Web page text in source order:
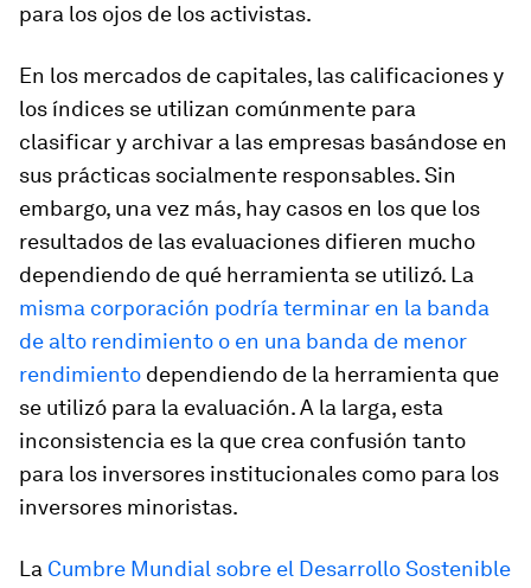
para los ojos de los activistas.
En los mercados de capitales, las calificaciones y
los índices se utilizan comúnmente para
clasificar y archivar a las empresas basándose en
sus prácticas socialmente responsables. Sin
embargo, una vez más, hay casos en los que los
resultados de las evaluaciones difieren mucho
dependiendo de qué herramienta se utilizó. La
misma corporación podría terminar en la banda
de alto rendimiento o en una banda de menor
rendimiento dependiendo de la herramienta que
se utilizó para la evaluación. A la larga, esta
inconsistencia es la que crea confusión tanto
para los inversores institucionales como para los
inversores minoristas.
La Cumbre Mundial sobre el Desarrollo Sostenible